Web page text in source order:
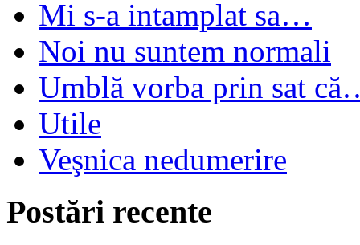
Mi s-a intamplat sa…
Noi nu suntem normali
Umblă vorba prin sat
Utile
Veşnica nedumerire
Postări recente